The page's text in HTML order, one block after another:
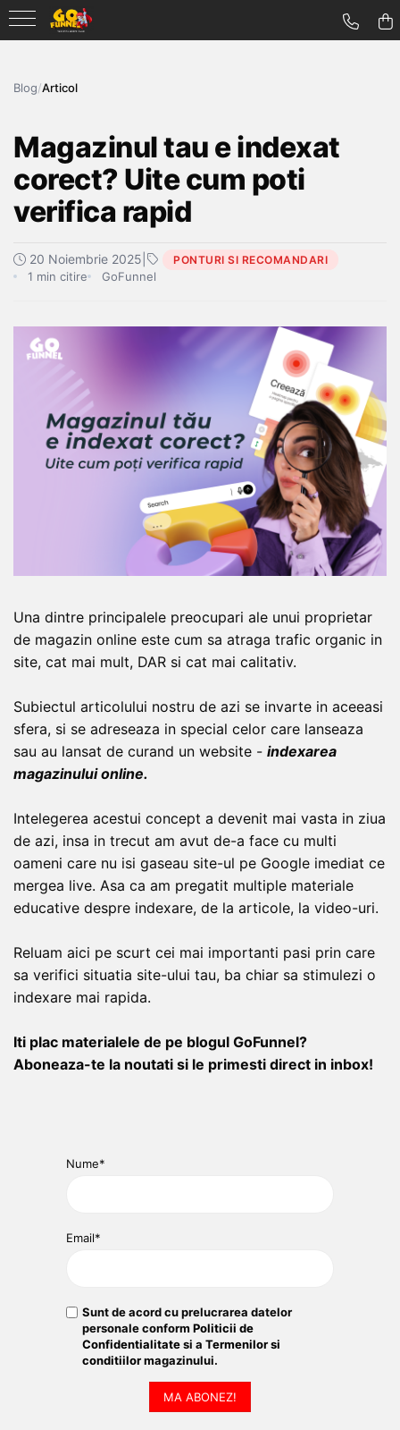
Blog/Articol
Magazinul tau e indexat
corect? Uite cum poti
verifica rapid
20 Noiembrie 2025 PONTURI SI RECOMANDARI
1 min citire GoFunnel
Una dintre principalele preocupari ale unui proprietar
de magazin online este cum sa atraga trafic organic in
site, cat mai mult, DAR si cat mai calitativ.
Subiectul articolului nostru de azi se invarte in aceeasi
sfera, si se adreseaza in special celor care lanseaza
sau au lansat de curand un website - indexarea
magazinului online.
Intelegerea acestui concept a devenit mai vasta in ziua
de azi, insa in trecut am avut de-a face cu multi
oameni care nu isi gaseau site-ul pe Google imediat ce
mergea live. Asa ca am pregatit multiple materiale
educative despre indexare, de la articole, la video-uri.
Reluam aici pe scurt cei mai importanti pasi prin care
sa verifici situatia site-ului tau, ba chiar sa stimulezi o
indexare mai rapida.
Iti plac materialele de pe blogul GoFunnel?
Aboneaza-te la noutati si le primesti direct in inbox!
Nume*
Email*
Sunt de acord cu prelucrarea datelor
personale conform Politicii de
Confidentialitatesi a Termenilor si
conditiilormagazinului.
MA ABONEZ!